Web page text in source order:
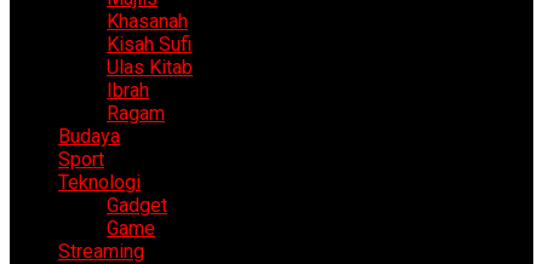
Khasanah
Kisah Sufi
Ulas Kitab
Ibrah
Ragam
Budaya
Sport
Teknologi
Gadget
Game
Streaming